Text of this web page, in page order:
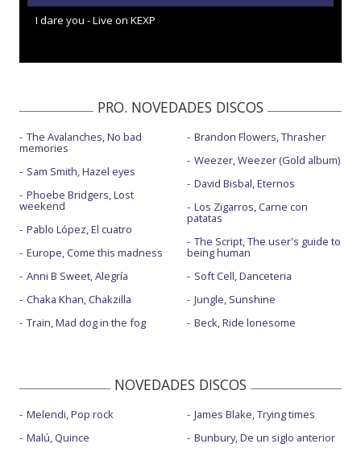
I dare you - Live on KEXP
PRO. NOVEDADES DISCOS
The Avalanches, No bad
memories
Sam Smith, Hazel eyes
Phoebe Bridgers, Lost
weekend
Pablo López, El cuatro
Europe, Come this madness
Anni B Sweet, Alegría
Chaka Khan, Chakzilla
Train, Mad dog in the fog
Brandon Flowers, Thrasher
Weezer, Weezer (Gold album)
David Bisbal, Eternos
Los Zigarros, Carne con
patatas
The Script, The user's guide to
being human
Soft Cell, Danceteria
Jungle, Sunshine
Beck, Ride lonesome
NOVEDADES DISCOS
Melendi, Pop rock
Malú, Quince
James Blake, Trying times
Bunbury, De un siglo anterior